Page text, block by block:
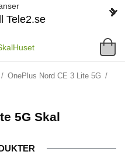
Tele2.se
/ OnePlus Nord CE 3 Lite 5G /
5G Skal